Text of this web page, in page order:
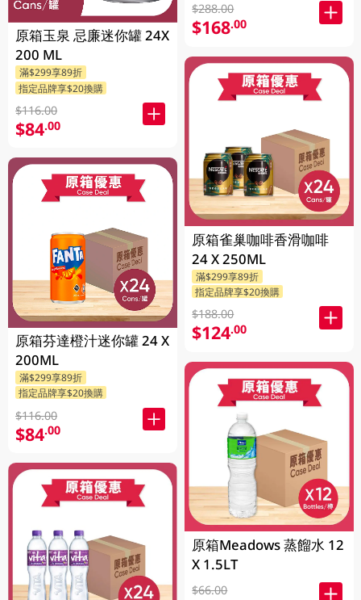
原箱玉泉 忌廉迷你罐 24X
200 ML
滿$299享89折
指定品牌享$20換購
$116.00
$84.00
原箱芬達橙汁迷你罐 24 X
200ML
滿$299享89折
指定品牌享$20換購
$116.00
$84.00
$288.00
$168.00
原箱雀巢咖啡香滑咖啡
24 X 250ML
滿$299享89折
指定品牌享$20換購
$188.00
$124.00
原箱Meadows 蒸餾水 12
X 1.5LT
$66.00